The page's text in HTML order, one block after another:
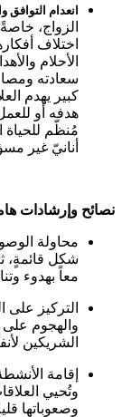
انعدام التوافق
الزواج،
اختلاف
الأحلام
سعادته
كبير يهدم
هدفه أو
مُنظّم للحياة
أنانيّ غير
نصائح وإرشادات
محاولة
شكل قائمةٍ،
معاً بهدوء
التركيز على
والهجوم على
الشريكين
إقامة
وتُحيي
وصعوباتها